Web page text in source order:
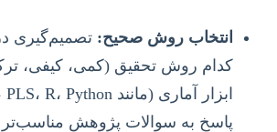
انتخاب روش صحیح: تصمیم‌گیری
کدام روش تحقیق (کمی، کیفی،
پاسخ به سوالات پژوهش مناسب‌تر